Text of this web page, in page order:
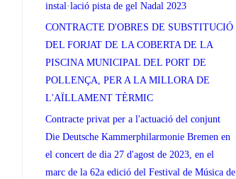
instal·lació pista de gel Nadal 2023
CONTRACTE D'OBRES DE SUBSTITUCIÓ
DEL FORJAT DE LA COBERTA DE LA
PISCINA MUNICIPAL DEL PORT DE
POLLENÇA, PER A LA MILLORA DE
L'AÏLLAMENT TÈRMIC
Contracte privat per a l'actuació del conjunt
Die Deutsche Kammerphilarmonie Bremen en
el concert de dia 27 d'agost de 2023, en el
marc de la 62a edició del Festival de Música de